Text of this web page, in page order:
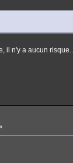
il n'y a aucun